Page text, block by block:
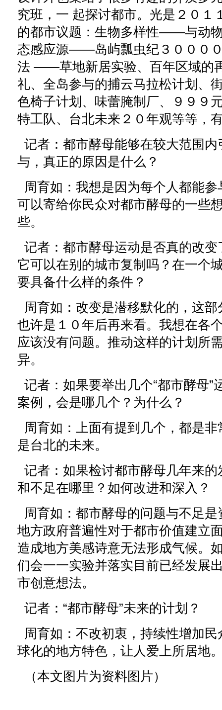
究班，一 起探讨都市。光是２０１
的都市议题：生物多样性——与动
态感应源——岛屿瓢虫纪３０００
法 ——草地新居实验、百年区域
礼、全岛参与的捕云马拉松计划
色椅子计划、味蕾腌制厂、９９９
特工队、台北未来２０年观等等，
记者：都市酵母能够在较大范围
与，真正的原因是什么？
周育如：我想是因为每个人都能
可以寄给你民众对都市酵母的一些
些。
记者：都市酵母运动是否真的改
它可以在别的城市复制吗？在一个
要具备什么样的条件？
周育如：改变是潜移默化的，这
也许是１０年后再来看。我想在各
应该没有问题。推动这样的计划所
异。
记者：如果要举出几个“都市酵母”
案例，会是哪几个？为什么？
周育如：上面有提到几个，都是
是台北的未来。
记者：如果检讨都市酵母几年来
和不足在哪里？如何改进和深入？
周育如：都市酵母的问题与不足
地方政府普遍性对于都市价值建立
造成地方美感诗意无法形成气候。
们会一一实验并落实目前已经发展
市创意想法。
记者：“都市酵母”未来的计划？
周育如：不改初衷，持续性增加
球化的地方特色，让人爱上所居地
（本文图片为资料图片）